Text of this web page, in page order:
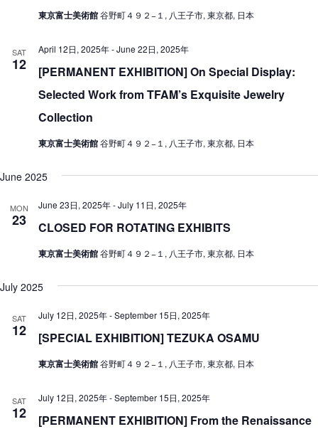
東京富士美術館谷野町４９２−１, 八王子市, 東京都, 日本
SAT
12
[PERMANENT EXHIBITION] On Special Display:
Selected Work from TFAM’s Exquisite Jewelry
Collection
April 12日, 2025年-June 22日, 2025年
東京富士美術館谷野町４９２−１, 八王子市, 東京都, 日本
June 2025
MON
23 CLOSED FOR ROTATING EXHIBITS
June 23日, 2025年-July 11日, 2025年
東京富士美術館谷野町４９２−１, 八王子市, 東京都, 日本
July 2025
SAT
12 [SPECIAL EXHIBITION] TEZUKA OSAMU
July 12日, 2025年-September 15日, 2025年
東京富士美術館谷野町４９２−１, 八王子市, 東京都, 日本
SAT
12
[PERMANENT EXHIBITION] From the Renaissance
July 12日, 2025年-September 15日, 2025年